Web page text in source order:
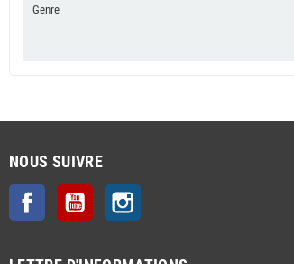
Genre
NOUS SUIVRE
Facebook YouTube